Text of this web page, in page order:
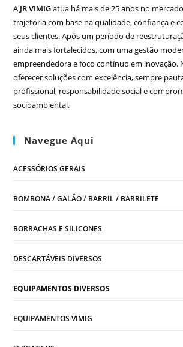
A JR VIMIGatua há mais de 25 anos no
trajetória com base na qualidade, confiança e
seus clientes. Após um período de
ainda mais fortalecidos, com uma gestão
empreendedora e foco contínuo em inovação.
oferecer soluções com excelência, sempre
profissional, responsabilidade social e
socioambiental.
Navegue Aqui
ACESSÓRIOS GERAIS
BOMBONA / GALÃO / BARRIL / BARRILETE
BORRACHAS E SILICONES
DESCARTÁVEIS DIVERSOS
EQUIPAMENTOS DIVERSOS
EQUIPAMENTOS VIMIG